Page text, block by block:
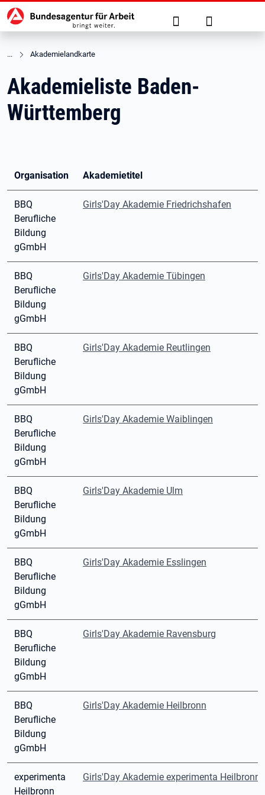
zu den Hauptinhalten springen
Hauptnavigation Suche Anmelden
Akademielandkarte
Akademieliste Baden-
Württemberg
Organisation Akademietitel
BBQ
Berufliche
Bildung
gGmbH
Girls'Day Akademie Friedrichshafen
BBQ
Berufliche
Bildung
gGmbH
Girls'Day Akademie Tübingen
BBQ
Berufliche
Bildung
gGmbH
Girls'Day Akademie Reutlingen
BBQ
Berufliche
Bildung
gGmbH
Girls'Day Akademie Waiblingen
BBQ
Berufliche
Bildung
gGmbH
Girls'Day Akademie Ulm
BBQ
Berufliche
Bildung
gGmbH
Girls'Day Akademie Esslingen
BBQ
Berufliche
Bildung
gGmbH
Girls'Day Akademie Ravensburg
BBQ
Berufliche
Bildung
gGmbH
Girls'Day Akademie Heilbronn
experimenta
Heilbronn
Girls'Day Akademie experimenta Heilbronn